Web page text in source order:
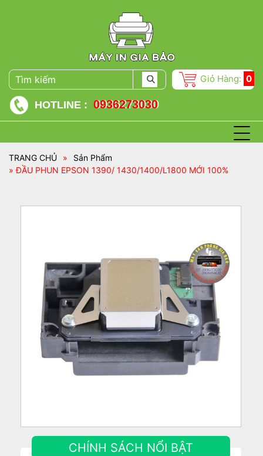
Giỏ Hàng: 0
HOTLINE : 0936273030
TRANG CHỦ »
Sản Phẩm
» ĐẦU PHUN EPSON 1390/ 1430/1400/L1800 MỚI 100%
CHÍNH SÁCH NỔI BẬT